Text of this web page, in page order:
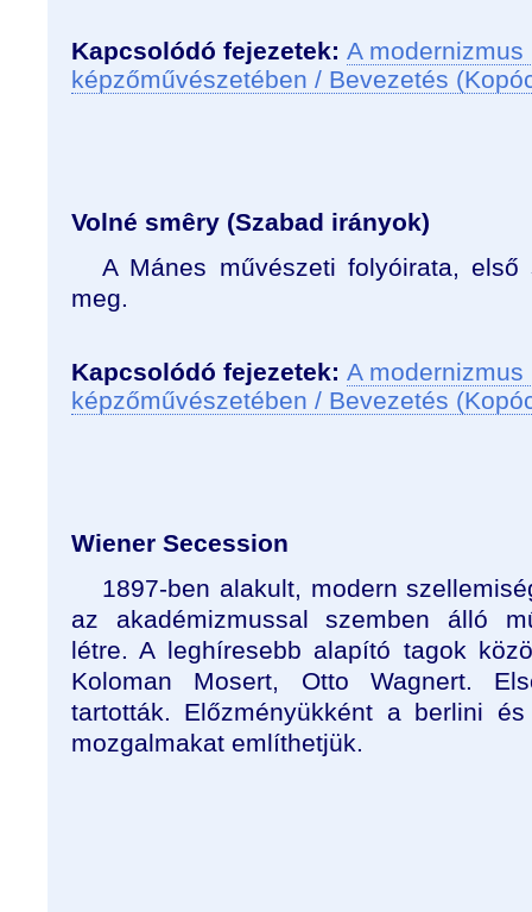
Kapcsolódó fejezetek: A
képzőművészetében / Bevezetés
Volné smêry (Szabad irányok)
A Mánes művészeti folyóirata,
meg.
Kapcsolódó fejezetek: A
képzőművészetében / Bevezetés
Wiener Secession
1897-ben alakult, modern
az akadémizmussal szemben álló
létre. A leghíresebb alapító tagok
Koloman Mosert, Otto Wagnert.
tartották. Előzményükként a berlini
mozgalmakat említhetjük.